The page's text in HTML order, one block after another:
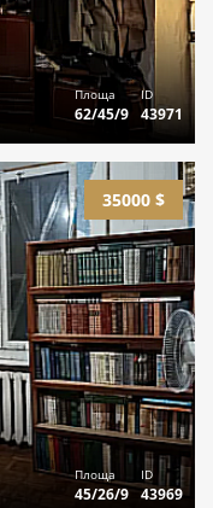
Площа
62/45/9
ID
43971
35000 $
Площа
45/26/9
ID
43969